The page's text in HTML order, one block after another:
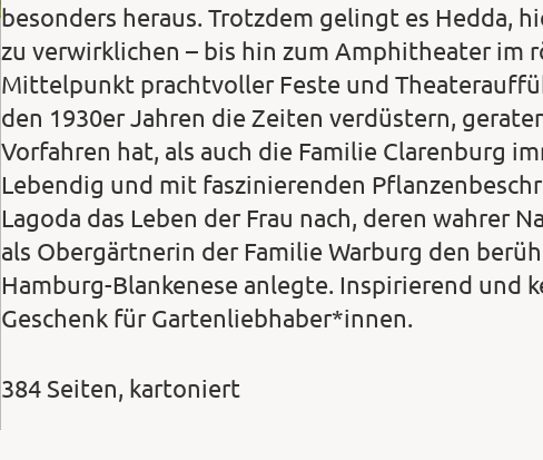
besonders heraus. Trotzdem gelingt es Hedda,
zu verwirklichen – bis hin zum Amphitheater im
Mittelpunkt prachtvoller Feste und
den 1930er Jahren die Zeiten verdüstern,
Vorfahren hat, als auch die Familie Clarenburg
Lebendig und mit faszinierenden
Lagoda das Leben der Frau nach, deren wahrer
als Obergärtnerin der Familie Warburg den
Hamburg-Blankenese anlegte. Inspirierend und
Geschenk für Gartenliebhaber*innen.
384 Seiten, kartoniert